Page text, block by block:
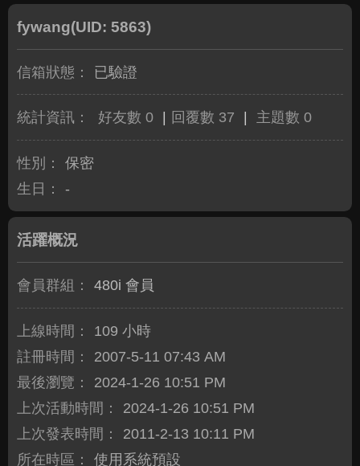
fywang(UID: 5863)
信箱狀態： 已驗證
統計資訊： 好友數 0 回覆數 37 主題數 0
性別：
保密
生日：
-
活躍概況
會員群組： 480i 會員
上線時間：
109 小時
註冊時間：
2007-5-11 07:43 AM
最後瀏覽：
2024-1-26 10:51 PM
上次活動時間：
2024-1-26 10:51 PM
上次發表時間：
2011-2-13 10:11 PM
所在時區：
使用系統預設